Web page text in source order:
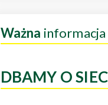
Ważna informacja
DBAMY O